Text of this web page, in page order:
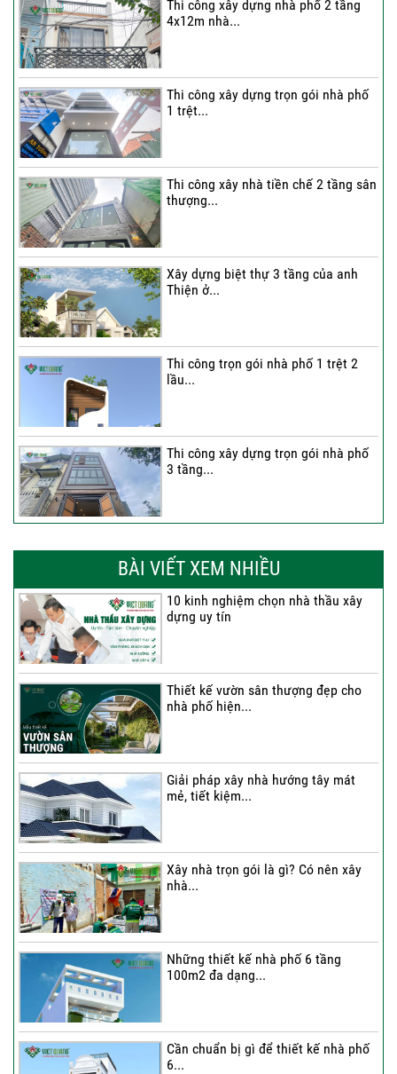
Thi công xây dựng nhà phố 2 tầng
4x12m nhà...
Thi công xây dựng trọn gói nhà phố
1 trệt...
Thi công xây nhà tiền chế 2 tầng sân
thượng...
Xây dựng biệt thự 3 tầng của anh
Thiện ở...
Thi công trọn gói nhà phố 1 trệt 2
lầu...
Thi công xây dựng trọn gói nhà phố
3 tầng...
Anh...
BÀI VIẾT XEM NHIỀU
10 kinh nghiệm chọn nhà thầu xây
dựng uy tín
Thiết kế vườn sân thượng đẹp cho
nhà phố hiện...
Giải pháp xây nhà hướng tây mát
mẻ, tiết kiệm...
Xây nhà trọn gói là gì? Có nên xây
nhà...
Những thiết kế nhà phố 6 tầng
100m2 đa dạng...
Cần chuẩn bị gì để thiết kế nhà phố
6...